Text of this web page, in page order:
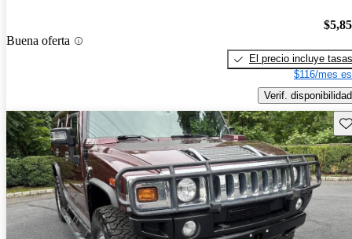
Buena oferta
El precio incluye tasas
$116/mes
Verif. disponibilidad